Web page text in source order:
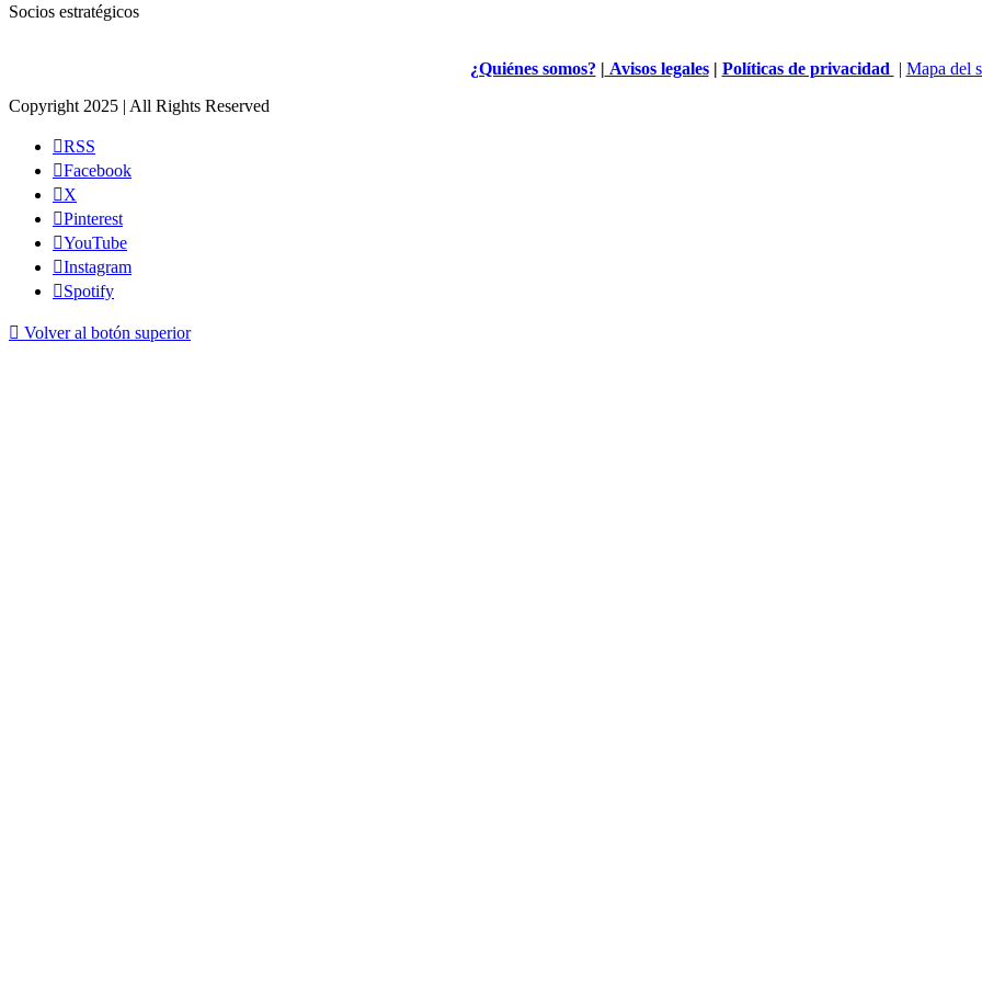
Socios estratégicos
¿Quiénes somos? | Avisos legales| Políticas de privacidad | Mapa del
Copyright 2025 | All Rights Reserved
RSS
Facebook
X
Pinterest
YouTube
Instagram
Spotify
Volver al botón superior